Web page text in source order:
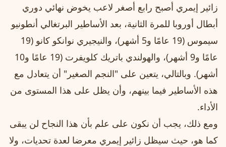
زائير إيمري أصبح رابع أصغر لاعب يخوض نهائي دوري
أبطال أوروبا للمرة الثانية، بعد الأساطير البرتغالي أنطونيو
سيموس (19 عامًا و5 أشهر)، والنيجيري نوانكو كانو (19
عامًا و9 أشهر)، والهولندي باتريك كلويفرت (19 عامًا و10
أشهر). وبالتالي، يتعين على "النجم الصغير" أن يتعادل مع
هذه الأساطير فيما بينهم، وأن يظل على هذا المستوى من
الأداء.
ومع ذلك، يجب أن نكون على علم بأن هذا النجاح لن يبقى
كما هو، حيث سيظل زائير إيمري معرضا لعدة تحديات، ولا